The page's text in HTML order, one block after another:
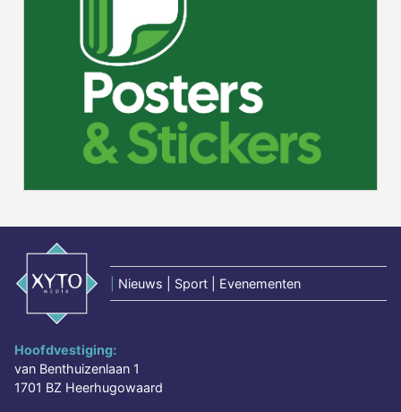
Nieuws | Sport | Evenementen
Hoofdvestiging:
van Benthuizenlaan 1
1701 BZ Heerhugowaard